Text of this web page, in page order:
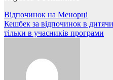
Навігація
записів
Відпочинок на Менорці
Кешбек за відпочинок в
тільки в учасників програми